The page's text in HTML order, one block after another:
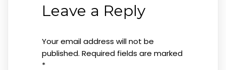
Leave a Reply
Your email address will not be
published. Required fields are marked
*